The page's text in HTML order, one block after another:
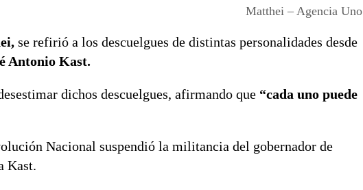
Matthei – Agencia Uno
se refirió a los descuelgues de distintas personalidades desde
Antonio Kast.
dichos descuelgues, afirmando que “cada uno puede
Nacional suspendió la militancia del gobernador de
Kast.